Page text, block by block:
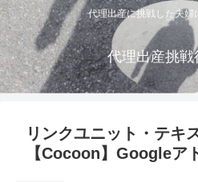
代理出産に挑戦した夫婦
代理出産挑戦
リンクユニット・テキ
【Cocoon】Googleア